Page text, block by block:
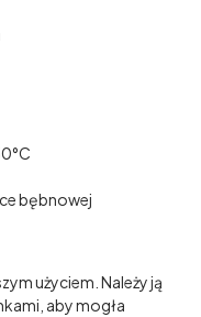
bębnowej
użyciem. Należy ją
aby mogła